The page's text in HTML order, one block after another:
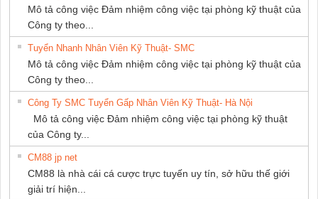
Mô tả công việc Đảm nhiệm công việc tại phòng kỹ thuật của
Công ty theo...
Tuyển Nhanh Nhân Viên Kỹ Thuật- SMC
Mô tả công việc Đảm nhiệm công việc tại phòng kỹ thuật của
Công ty theo...
Công Ty SMC Tuyển Gấp Nhân Viên Kỹ Thuật- Hà Nội
Mô tả công việc Đảm nhiệm công việc tại phòng kỹ thuật
của Công ty...
CM88 jp net
CM88 là nhà cái cá cược trực tuyến uy tín, sở hữu thế giới
giải trí hiện...